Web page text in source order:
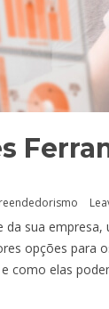
sua
opções para
como elas